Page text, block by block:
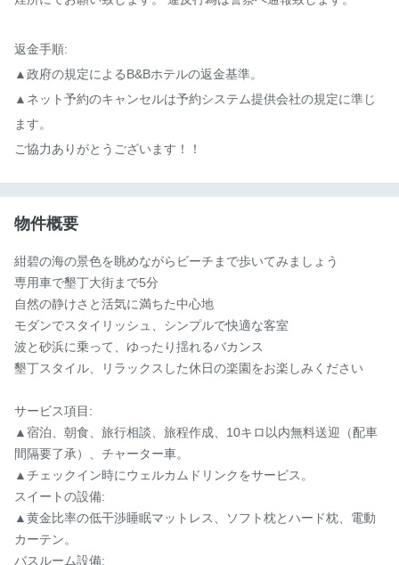
返金手順:
▲政府の規定によるB&Bホテルの返金基準。
▲ネット予約のキャンセルは予約システム提供会社の規定に準じ
ます。
ご協力ありがとうございます！！
物件概要
紺碧の海の景色を眺めながらビーチまで歩いてみましょう
専用車で墾丁大街まで5分
自然の静けさと活気に満ちた中心地
モダンでスタイリッシュ、シンプルで快適な客室
波と砂浜に乗って、ゆったり揺れるバカンス
墾丁スタイル、リラックスした休日の楽園をお楽しみください
サービス項目:
▲宿泊、朝食、旅行相談、旅程作成、10キロ以内無料送迎（配車
間隔要了承）、チャーター車。
▲チェックイン時にウェルカムドリンクをサービス。
スイートの設備:
▲黄金比率の低干渉睡眠マットレス、ソフト枕とハード枕、電動
カーテン。
バスルーム設備: